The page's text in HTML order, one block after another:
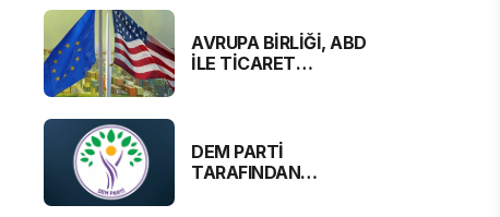
AVRUPA BİRLİĞİ, ABD
İLE TİCARET
DEM PARTİ
TARAFINDAN